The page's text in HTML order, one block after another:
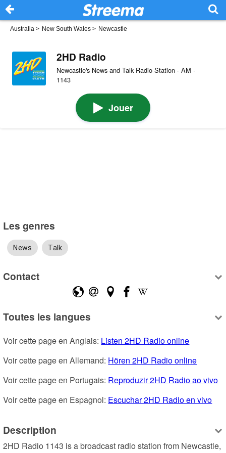
Australia > New South Wales > Newcastle
2HD Radio
Newcastle's News and Talk Radio Station · AM ·
1143
Jouer
Les genres
News Talk
Contact
Toutes les langues
Voir cette page en Anglais: Listen 2HD Radio online
Voir cette page en Allemand: Hören 2HD Radio online
Voir cette page en Portugais: Reproduzir 2HD Radio ao vivo
Voir cette page en Espagnol: Escuchar 2HD Radio en vivo
Description
2HD Radio 1143 is a broadcast radio station from Newcastle,